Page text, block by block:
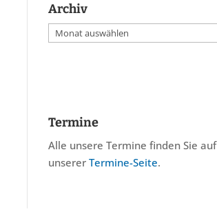
Archiv
Archiv
Termine
Alle unsere Termine finden Sie auf
unserer Termine-Seite.